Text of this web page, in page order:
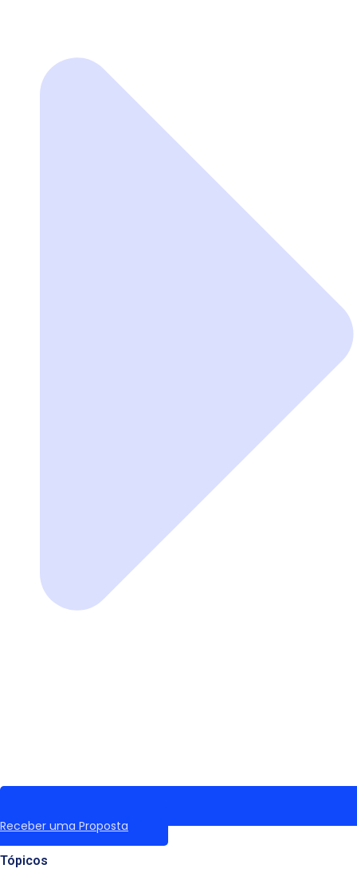
Receber uma Proposta
Tópicos